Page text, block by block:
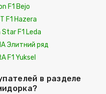
F1 Bejo
F1 Hazera
F1 Leda
Элитний ряд
F1 Yuksel
в разделе